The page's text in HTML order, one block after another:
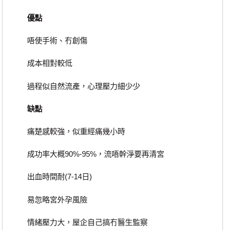
優點
唔使手術、冇創傷
成本相對較低
過程似自然流產，心理壓力細少少
缺點
痛楚感較強，似重經痛幾小時
成功率大概90%-95%，流唔幹淨要再清宮
出血時間耐(7-14日)
易忽略宮外孕風險
情緒壓力大，屋企自己搞冇醫生監察